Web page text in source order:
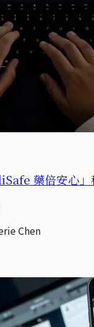
藥倍安心
Chen